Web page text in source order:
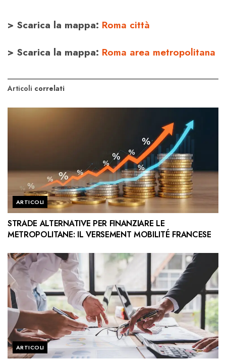
> Scarica la mappa: Roma città
> Scarica la mappa: Roma area metropolitana
Articoli correlati
ARTICOLI
STRADE ALTERNATIVE PER FINANZIARE LE
METROPOLITANE: IL VERSEMENT MOBILITÉ FRANCESE
ARTICOLI